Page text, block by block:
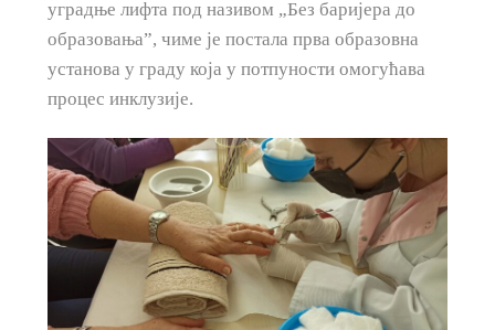
уградње лифта под називом „Без баријера до
образовања”, чиме је постала прва образовна
установа у граду која у потпуности омогућава
процес инклузије.